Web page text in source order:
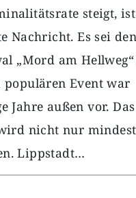
steigt,
Nachricht. Es sei
„Mord am
populären Event war
Jahre außen vor.
nicht nur
Lippstadt…